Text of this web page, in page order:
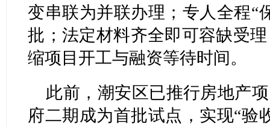
变串联为并联办理；专人全程“
批；法定材料齐全即可容缺受
缩项目开工与融资等待时间。
此前，潮安区已推行房地产
府二期成为首批试点，实现“验